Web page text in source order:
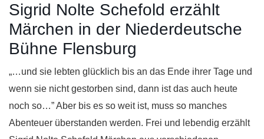
Sigrid Nolte Schefold erzählt
Märchen in der Niederdeutsche
Bühne Flensburg
„…und sie lebten glücklich bis an das Ende ihrer Tage und
wenn sie nicht gestorben sind, dann ist das auch heute
noch so…” Aber bis es so weit ist, muss so manches
Abenteuer überstanden werden. Frei und lebendig erzählt